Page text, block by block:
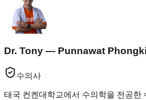
Dr. Tony — Punnawat
수의사
태국 컨켄대학교에서 수의학을 전공한